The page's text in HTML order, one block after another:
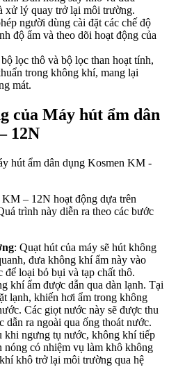
xử lý quay trở lại môi trường.
người dùng cài đặt các chế độ
độ ẩm và theo dõi hoạt động của
lọc thô và bộ lọc than hoạt tính,
trong không khí, mang lại
mát.
của Máy hút ẩm dân
12N
– 12N hoạt động dựa trên
trình này diễn ra theo các bước
: Quạt hút của máy sẽ hút không
đưa không khí ẩm này vào
để loại bỏ bụi và tạp chất thô.
khí ẩm được dẫn qua dàn lạnh. Tại
lạnh, khiến hơi ẩm trong không
Các giọt nước này sẽ được thu
dẫn ra ngoài qua ống thoát nước.
khi ngưng tụ nước, không khí tiếp
nóng có nhiệm vụ làm khô không
khô trở lại môi trường qua hệ